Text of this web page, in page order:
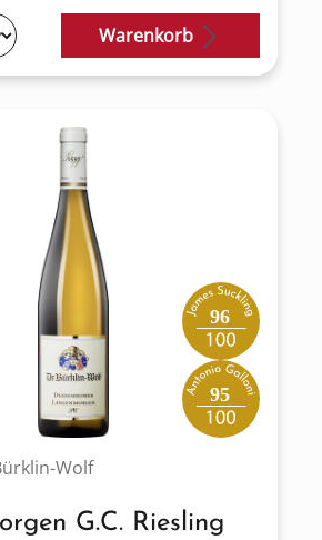
Warenkorb
96
95
Wolf
G.C. Riesling